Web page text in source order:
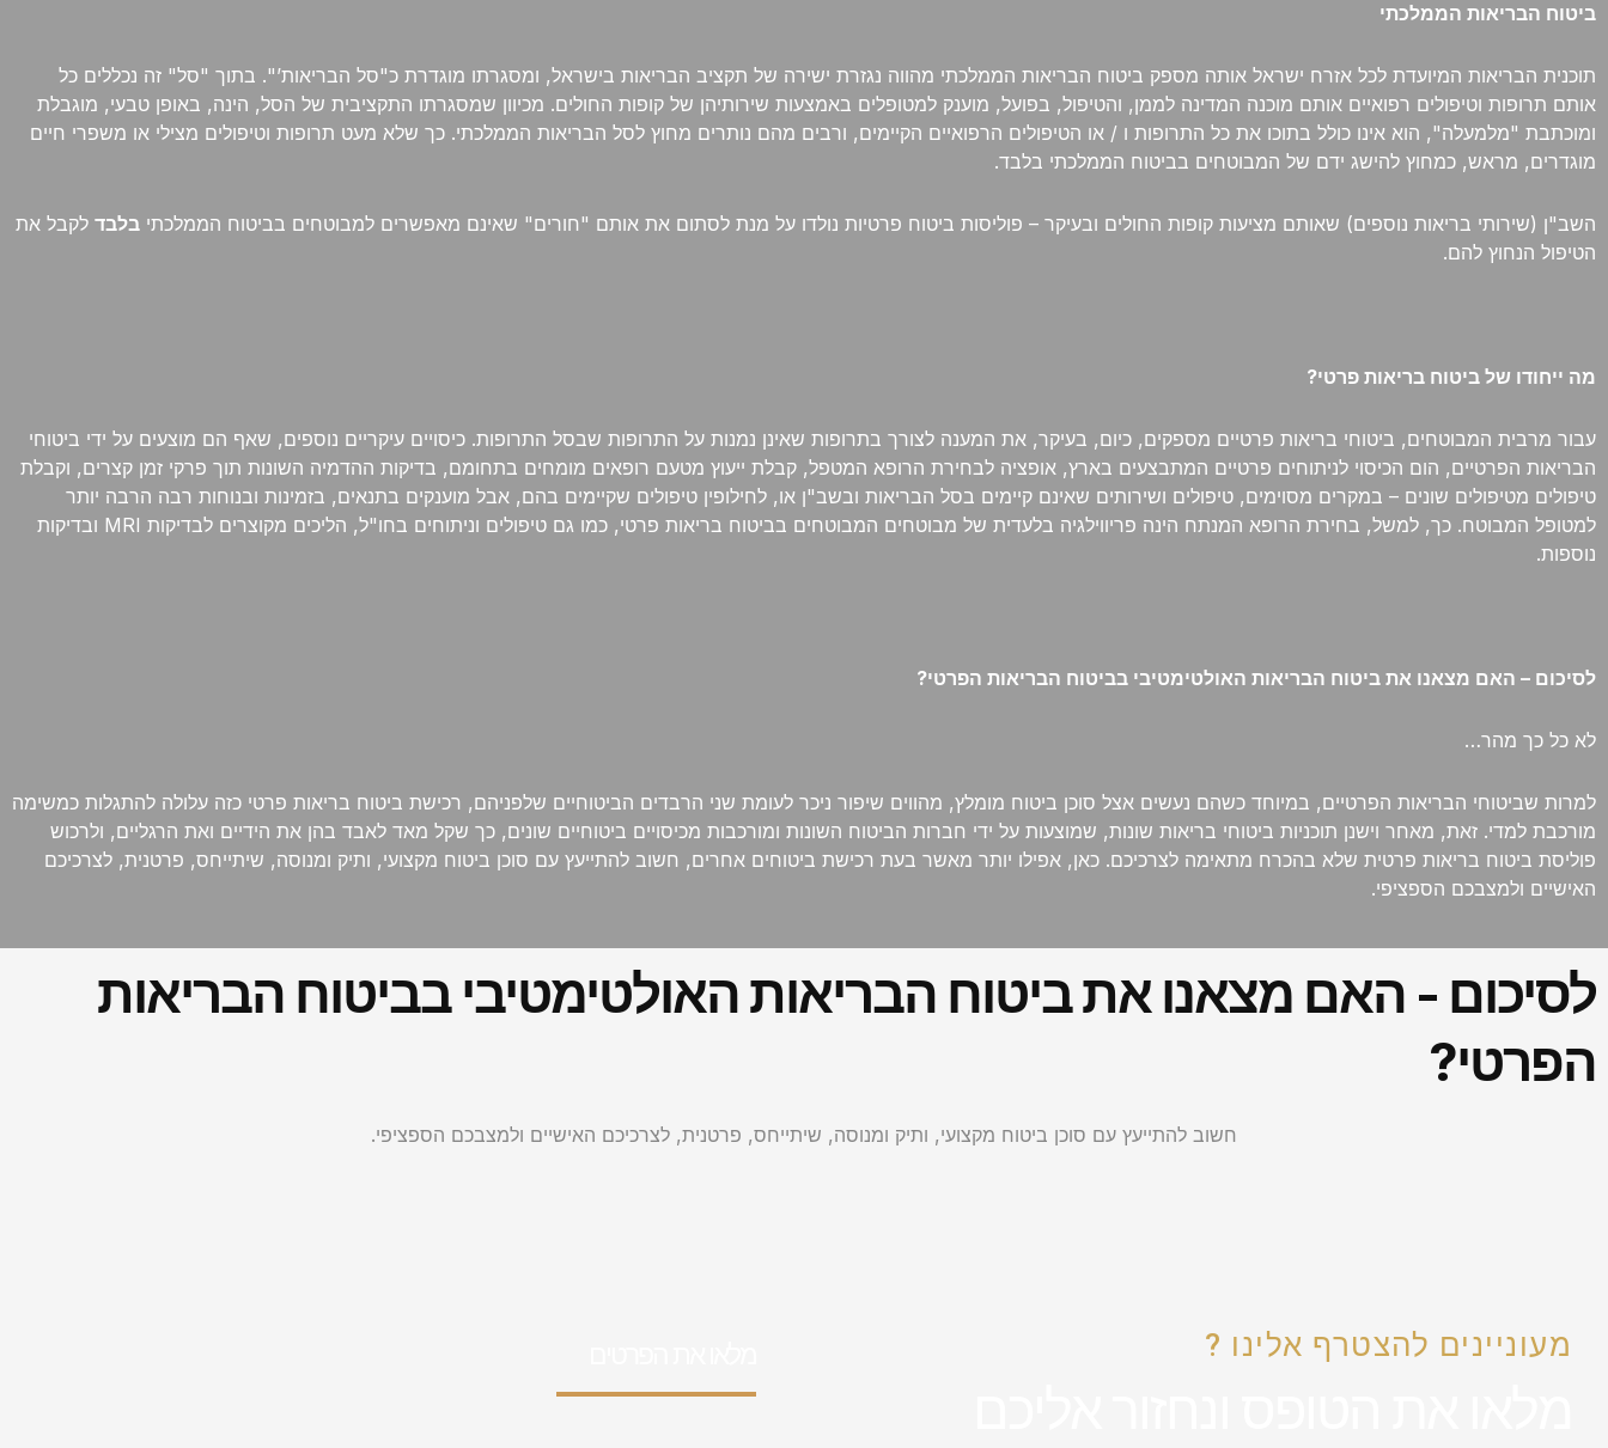
ביטוח הבריאות הממלכתי
תוכנית הבריאות המיועדת לכל אזרח ישראל אותה מספק ביטוח הבריאות הממלכתי מהווה נגזרת ישירה של תקציב הבריאות בישראל, ומסגרתו מוגדרת כ"סל הבריאות’". בתוך "סל" זה נכללים כל
אותם תרופות וטיפולים רפואיים אותם מוכנה המדינה לממן, והטיפול, בפועל, מוענק למטופלים באמצעות שירותיהן של קופות החולים. מכיוון שמסגרתו התקציבית של הסל, הינה, באופן טבעי, מוגבלת
ומוכתבת "מלמעלה", הוא אינו כולל בתוכו את כל התרופות ו / או הטיפולים הרפואיים הקיימים, ורבים מהם נותרים מחוץ לסל הבריאות הממלכתי. כך שלא מעט תרופות וטיפולים מצילי או משפרי חיים
מוגדרים, מראש, כמחוץ להישג ידם של המבוטחים בביטוח הממלכתי בלבד.
השב"ן (שירותי בריאות נוספים) שאותם מציעות קופות החולים ובעיקר – פוליסות ביטוח פרטיות נולדו על מנת לסתום את אותם "חורים" שאינם מאפשרים למבוטחים בביטוח הממלכתי בלבד לקבל את
הטיפול הנחוץ להם.
מה ייחודו של ביטוח בריאות פרטי?
עבור מרבית המבוטחים, ביטוחי בריאות פרטיים מספקים, כיום, בעיקר, את המענה לצורך בתרופות שאינן נמנות על התרופות שבסל התרופות. כיסויים עיקריים נוספים, שאף הם מוצעים על ידי ביטוחי
הבריאות הפרטיים, הום הכיסוי לניתוחים פרטיים המתבצעים בארץ, אופציה לבחירת הרופא המטפל, קבלת ייעוץ מטעם רופאים מומחים בתחומם, בדיקות ההדמיה השונות תוך פרקי זמן קצרים, וקבלת
טיפולים מטיפולים שונים – במקרים מסוימים, טיפולים ושירותים שאינם קיימים בסל הבריאות ובשב"ן או, לחילופין טיפולים שקיימים בהם, אבל מוענקים בתנאים, בזמינות ובנוחות רבה הרבה יותר
למטופל המבוטח. כך, למשל, בחירת הרופא המנתח הינה פריווילגיה בלעדית של מבוטחים המבוטחים בביטוח בריאות פרטי, כמו גם טיפולים וניתוחים בחו"ל, הליכים מקוצרים לבדיקות MRI ובדיקות
נוספות.
לסיכום – האם מצאנו את ביטוח הבריאות האולטימטיבי בביטוח הבריאות הפרטי?
לא כל כך מהר…
למרות שביטוחי הבריאות הפרטיים, במיוחד כשהם נעשים אצל סוכן ביטוח מומלץ, מהווים שיפור ניכר לעומת שני הרבדים הביטוחיים שלפניהם, רכישת ביטוח בריאות פרטי כזה עלולה להתגלות כמשימה
מורכבת למדי. זאת, מאחר וישנן תוכניות ביטוחי בריאות שונות, שמוצעות על ידי חברות הביטוח השונות ומורכבות מכיסויים ביטוחיים שונים, כך שקל מאד לאבד בהן את הידיים ואת הרגליים, ולרכוש
פוליסת ביטוח בריאות פרטית שלא בהכרח מתאימה לצרכיכם. כאן, אפילו יותר מאשר בעת רכישת ביטוחים אחרים, חשוב להתייעץ עם סוכן ביטוח מקצועי, ותיק ומנוסה, שיתייחס, פרטנית, לצרכיכם
האישיים ולמצבכם הספציפי.
לסיכום - האם מצאנו את ביטוח הבריאות האולטימטיבי בביטוח הבריאות
הפרטי?
חשוב להתייעץ עם סוכן ביטוח מקצועי, ותיק ומנוסה, שיתייחס, פרטנית, לצרכיכם האישיים ולמצבכם הספציפי.
מעוניינים להצטרף אלינו ?